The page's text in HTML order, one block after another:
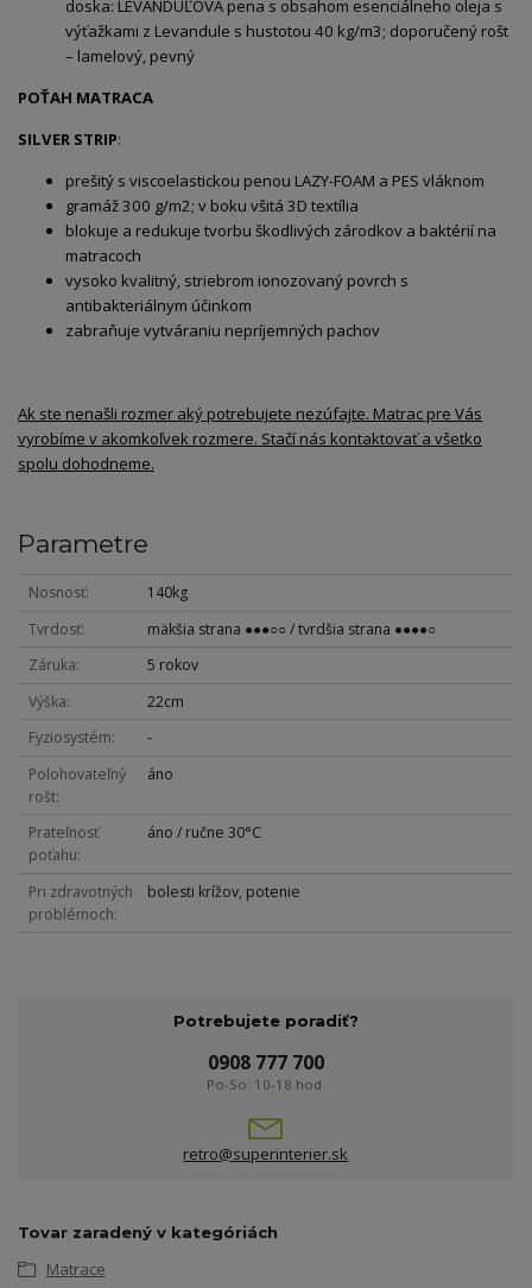
doska: LEVANDUĽOVÁ pena s obsahom esenciálneho oleja s
výťažkami z Levandule s hustotou 40 kg/m3; doporučený rošt
– lamelový, pevný
POŤAH MATRACA
SILVER STRIP:
prešitý s viscoelastickou penou LAZY-FOAM a PES vláknom
gramáž 300 g/m2; v boku všitá 3D textília
blokuje a redukuje tvorbu škodlivých zárodkov a baktérií na
matracoch
vysoko kvalitný, striebrom ionozovaný povrch s
antibakteriálnym účinkom
zabraňuje vytváraniu nepríjemných pachov
Ak ste nenašli rozmer aký potrebujete nezúfajte. Matrac pre Vás
vyrobíme v akomkoľvek rozmere. Stačí nás kontaktovať a všetko
spolu dohodneme.
Parametre
Nosnosť
140kg
Tvrdosť
mäkšia strana ●●●○○ / tvrdšia strana ●●●●○
Záruka
5 rokov
Výška
22cm
Fyziosystém
-
Polohovateľný
rošt
áno
Prateľnosť
poťahu
áno / ručne 30°C
Pri zdravotných
problémoch
bolesti krížov, potenie
Potrebujete poradiť?
0908 777 700
Po-So: 10-18 hod.
retro@superinterier.sk
Tovar zaradený v kategóriách
Matrace